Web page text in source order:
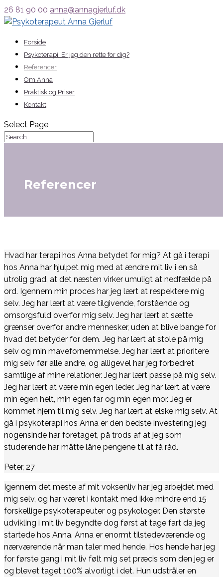
26 81 90 00 anna@annagjerluf.dk
Forside
Psykoterapi. Er jeg den rette for dig?
Referencer
Om Anna
Praktisk og Priser
Kontakt
Select Page
Referencer
Hvad har terapi hos Anna betydet for mig? At gå i terapi
hos Anna har hjulpet mig med at ændre mit liv i en så
utrolig grad, at det næsten virker umuligt at nedfælde på
ord. Igennem min proces har jeg lært at respektere mig
selv. Jeg har lært at være tilgivende, forstående og
omsorgsfuld overfor mig selv. Jeg har lært at sætte
grænser overfor andre mennesker, uden at blive bange for
hvad det betyder for dem. Jeg har lært at stole på mig
selv og min mavefornemmelse. Jeg har lært at prioritere
mig selv før alle andre, og alligevel har jeg forbedret
samtlige af mine relationer. Jeg har lært passe på mig selv.
Jeg har lært at være min egen leder. Jeg har lært at være
min egen helt, min egen far og min egen mor. Jeg er
kommet hjem til mig selv. Jeg har lært at elske mig selv. At
gå i psykoterapi hos Anna er den bedste investering jeg
nogensinde har foretaget, på trods af at jeg som
studerende har måtte låne pengene til at få råd.
Peter, 27
Igennem det meste af mit voksenliv har jeg arbejdet med
mig selv, og har været i kontakt med ikke mindre end 15
forskellige psykoterapeuter og psykologer. Den største
udvikling i mit liv begyndte dog først at tage fart da jeg
startede hos Anna. Anna er enormt tilstedeværende og
nærværende når man taler med hende. Hos hende har jeg
for første gang i mit liv følt mig set præcis som den jeg er
og blevet taget 100% alvorligt i det. Hun udstråler en